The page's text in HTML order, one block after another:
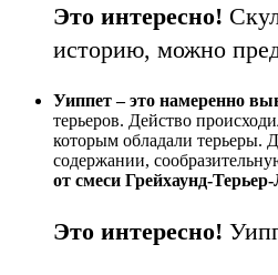
Это интересно!
историю, можно
Уиппет – это намеренно
терьеров. Действо
которым обладали терьеры.
содержании,
от смеси Грейхаунд-
Это интересно!